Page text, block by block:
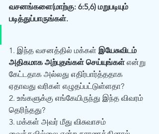
வசனங்களை(மாற்கு: 6:5,6) மறுபடியும்
படித்துப்பாருங்கள்.
1. இந்த வசனத்தில் மக்கள் இயேசுவிடம்
அதிகமாக அற்புதங்கள் செய்யுங்கள் என்று
கேட்டதாக அல்லது எதிர்பார்த்ததாக
ஏதாவது வரிகள் எழுதப்பட்டுள்ளதா?
2. உங்களுக்கு எங்கேயிருந்து இந்த விவரம்
தெரிந்தது?
3. மக்கள் அவர் மீது விசுவாசம்